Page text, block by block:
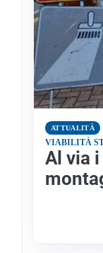
ATTUALITÀ
VIABILITÀ
Al via